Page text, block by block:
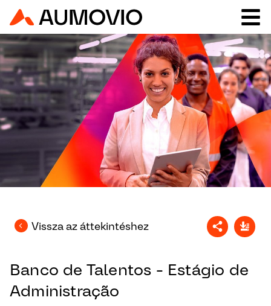
Vissza az áttekintéshez
Banco de Talentos - Estágio de
Administração